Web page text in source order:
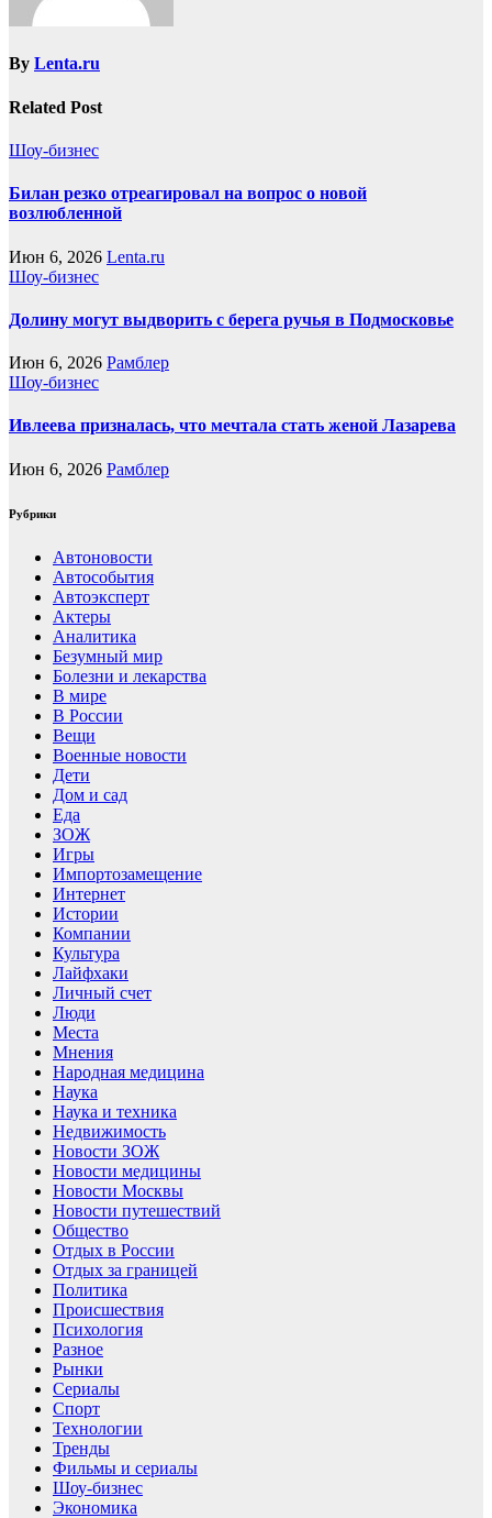
By Lenta.ru
Related Post
Шоу-бизнес
Билан резко отреагировал на вопрос о новой
возлюбленной
Июн 6, 2026 Lenta.ru
Шоу-бизнес
Долину могут выдворить с берега ручья в Подмосковье
Июн 6, 2026 Рамблер
Шоу-бизнес
Ивлеева призналась, что мечтала стать женой Лазарева
Июн 6, 2026 Рамблер
Рубрики
Автоновости
Автособытия
Автоэксперт
Актеры
Аналитика
Безумный мир
Болезни и лекарства
В мире
В России
Вещи
Военные новости
Дети
Дом и сад
Еда
ЗОЖ
Игры
Импортозамещение
Интернет
Истории
Компании
Культура
Лайфхаки
Личный счет
Люди
Места
Мнения
Народная медицина
Наука
Наука и техника
Недвижимость
Новости ЗОЖ
Новости медицины
Новости Москвы
Новости путешествий
Общество
Отдых в России
Отдых за границей
Политика
Происшествия
Психология
Разное
Рынки
Сериалы
Спорт
Технологии
Тренды
Фильмы и сериалы
Шоу-бизнес
Экономика